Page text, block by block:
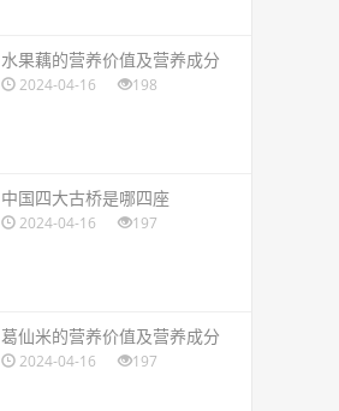
​水果藕的营养价值及营养成分
2024-04-16 198
​中国四大古桥是哪四座
2024-04-16 197
​葛仙米的营养价值及营养成分
2024-04-16 197